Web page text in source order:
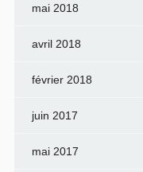
mai 2018
avril 2018
février 2018
juin 2017
mai 2017